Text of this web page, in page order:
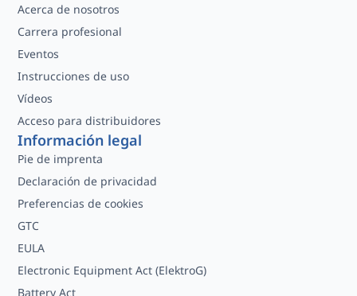
Acerca de nosotros
Carrera profesional
Eventos
Instrucciones de uso
Vídeos
Acceso para distribuidores
Información legal
Pie de imprenta
Declaración de privacidad
Preferencias de cookies
GTC
EULA
Electronic Equipment Act (ElektroG)
Battery Act